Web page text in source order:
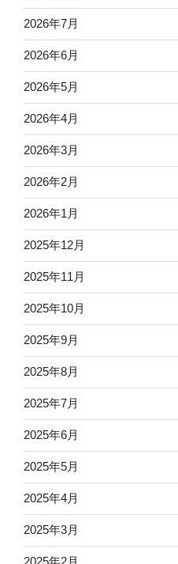
2026年7月
2026年6月
2026年5月
2026年4月
2026年3月
2026年2月
2026年1月
2025年12月
2025年11月
2025年10月
2025年9月
2025年8月
2025年7月
2025年6月
2025年5月
2025年4月
2025年3月